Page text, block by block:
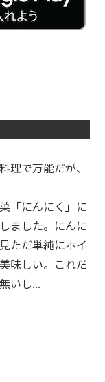
で万能だが、
「にんにく」に
ました。にんに
ただ単純にホイ
味しい。これだ
いし...